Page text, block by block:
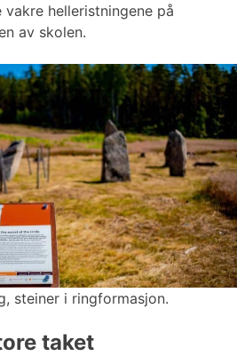
helleristningene på
av skolen.
steiner i ringformasjon.
taket